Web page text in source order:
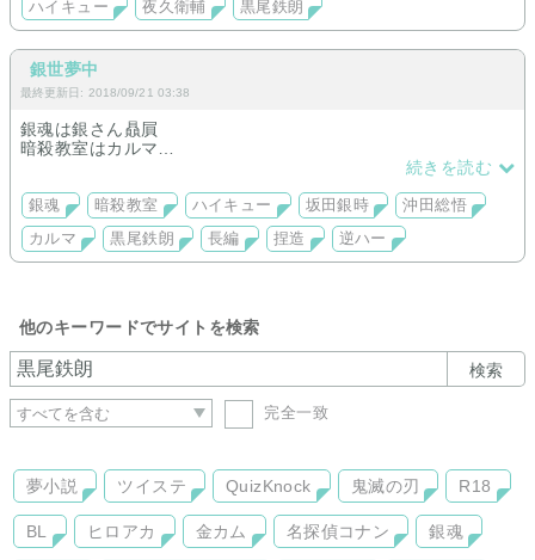
ハイキュー 夜久衛輔 黒尾鉄朗
銀世夢中
最終更新日: 2018/09/21 03:38
銀魂は銀さん贔屓
暗殺教室はカルマ
長編メイン。
原作沿いが多め
多々捏造あり
裏もあり
続きを読む
銀魂 暗殺教室 ハイキュー 坂田銀時
沖田総悟
カルマ
黒尾鉄朗 長編 捏造 逆ハー
他のキーワードでサイトを検索
検索
完全一致
夢小説 ツイステ QuizKnock 鬼滅の刃 R18
BL ヒロアカ 金カム 名探偵コナン 銀魂